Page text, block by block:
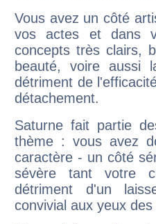
Vous avez un côté
vos actes et dans
concepts très clairs,
beauté, voire aussi
détriment de
détachement.
Saturne fait partie
thème : vous avez
caractère - un côté
sévère tant votre
détriment d'un
convivial aux yeux